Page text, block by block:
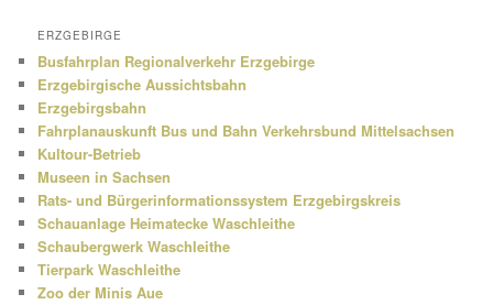
ERZGEBIRGE
Busfahrplan Regionalverkehr Erzgebirge
Erzgebirgische Aussichtsbahn
Erzgebirgsbahn
Fahrplanauskunft Bus und Bahn Verkehrsbund Mittelsachsen
Kultour-Betrieb
Museen in Sachsen
Rats- und Bürgerinformationssystem Erzgebirgskreis
Schauanlage Heimatecke Waschleithe
Schaubergwerk Waschleithe
Tierpark Waschleithe
Zoo der Minis Aue